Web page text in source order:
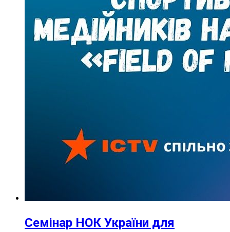
Семінар НОК України для